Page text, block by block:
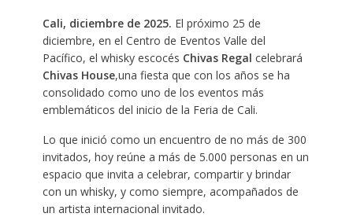
Cali, diciembre de 2025. El próximo 25 de
diciembre, en el Centro de Eventos Valle del
Pacífico, el whisky escocés Chivas Regal celebrará
Chivas House,una fiesta que con los años se ha
consolidado como uno de los eventos más
emblemáticos del inicio de la Feria de Cali.
Lo que inició como un encuentro de no más de 300
invitados, hoy reúne a más de 5.000 personas en un
espacio que invita a celebrar, compartir y brindar
con un whisky, y como siempre, acompañados de
un artista internacional invitado.